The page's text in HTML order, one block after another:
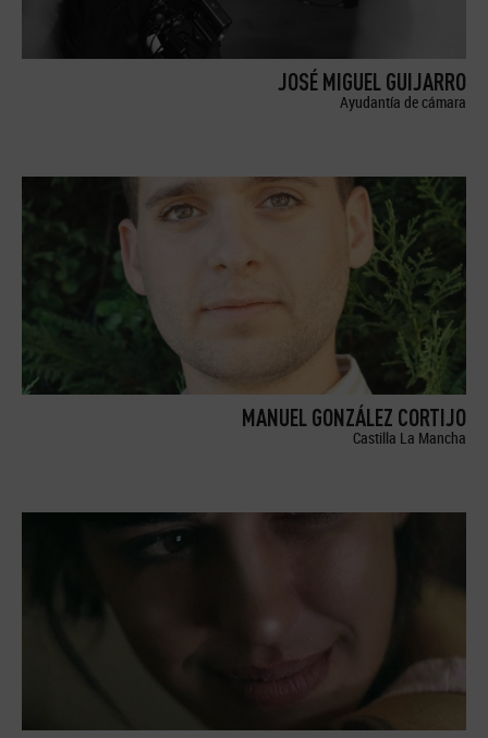
JOSÉ MIGUEL GUIJARRO
Ayudantía de cámara
MANUEL GONZÁLEZ CORTIJO
Castilla La Mancha